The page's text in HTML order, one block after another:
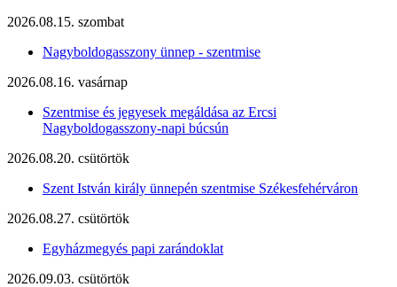
2026.08.15. szombat
Nagyboldogasszony ünnep - szentmise
2026.08.16. vasárnap
Szentmise és jegyesek megáldása az Ercsi
Nagyboldogasszony-napi búcsún
2026.08.20. csütörtök
Szent István király ünnepén szentmise Székesfehérváron
2026.08.27. csütörtök
Egyházmegyés papi zarándoklat
2026.09.03. csütörtök